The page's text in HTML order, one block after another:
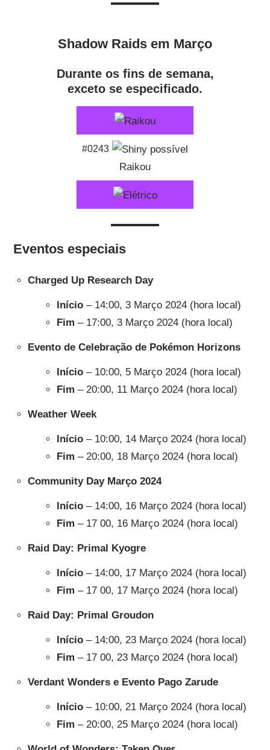
Shadow Raids em Março
Durante os fins de semana,
exceto se especificado.
#0243
Raikou
Eventos especiais
Charged Up Research Day
Início– 14:00, 3 Março 2024 (hora local)
Fim – 17:00, 3 Março 2024 (hora local)
Evento de Celebração de Pokémon Horizons
Início– 10:00, 5 Março 2024 (hora local)
Fim – 20:00, 11 Março 2024 (hora local)
Weather Week
Início– 10:00, 14 Março 2024 (hora local)
Fim – 20:00, 18 Março 2024 (hora local)
Community Day Março 2024
Início– 14:00, 16 Março 2024 (hora local)
Fim – 17 00, 16 Março 2024 (hora local)
Raid Day: Primal Kyogre
Início– 14:00, 17 Março 2024 (hora local)
Fim – 17 00, 17 Março 2024 (hora local)
Raid Day: Primal Groudon
Início– 14:00, 23 Março 2024 (hora local)
Fim – 17 00, 23 Março 2024 (hora local)
Verdant Wonders e Evento Pago Zarude
Início– 10:00, 21 Março 2024 (hora local)
Fim – 20:00, 25 Março 2024 (hora local)